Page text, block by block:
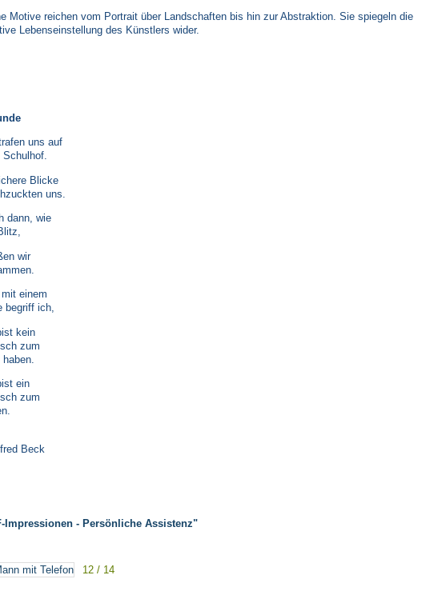
Motive reichen vom Portrait über Landschaften bis hin zur Abstraktion. Sie spiegeln die
Lebenseinstellung des Künstlers wider.
uns auf
Schulhof.
Blicke
uns.
dann, wie
wir
mit einem
begriff ich,
kein
zum
ein
zum
Beck
Impressionen - Persönliche Assistenz"
12 / 14